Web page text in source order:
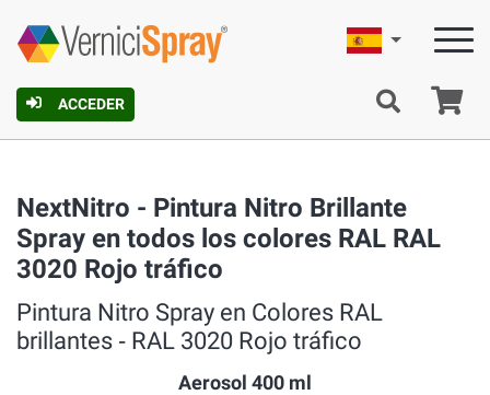
ACCEDER
Español
NextNitro - Pintura Nitro Brillante
Spray en todos los colores RAL RAL
3020 Rojo tráfico
Pintura Nitro Spray en Colores RAL
brillantes ‐ RAL 3020 Rojo tráfico
Aerosol 400 ml